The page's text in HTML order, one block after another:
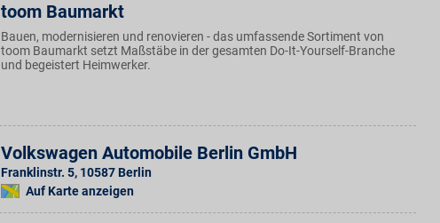
toom Baumarkt
Bauen, modernisieren und renovieren - das umfassende Sortiment von
toom Baumarkt setzt Maßstäbe in der gesamten Do-It-Yourself-Branche
und begeistert Heimwerker.
Volkswagen Automobile Berlin GmbH
Franklinstr. 5, 10587 Berlin
Auf Karte anzeigen